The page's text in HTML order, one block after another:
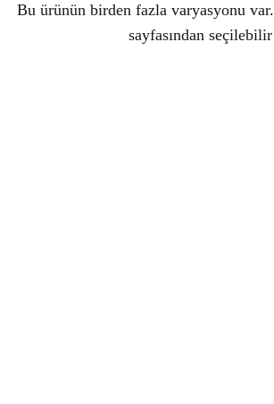
Bu ürünün birden fazla varyasyonu
sayfasından seçilebilir